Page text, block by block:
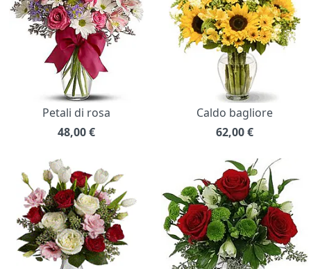
Petali di rosa
48,00€
Caldo bagliore
62,00€